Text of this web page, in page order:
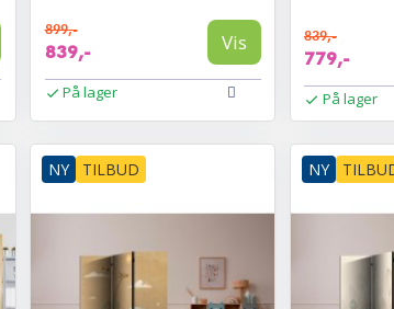
899,-
839,- Vis
På lager
839,-
779,-
På lager
NY TILBUD NY